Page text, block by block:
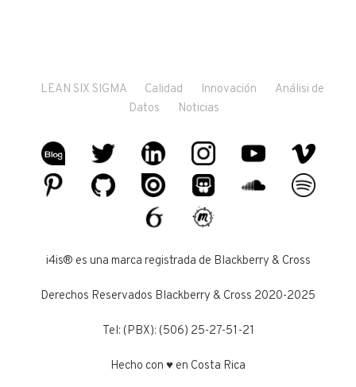
LEAN SIX SIGMA Calidad Innovación
Análisi de
Datos
Noticias
i4is® es una marca registrada de Blackberry & Cross
Derechos Reservados Blackberry & Cross 2020-2025
Tel: (PBX): (506) 25-27-51-21
Hecho con ♥ en Costa Rica